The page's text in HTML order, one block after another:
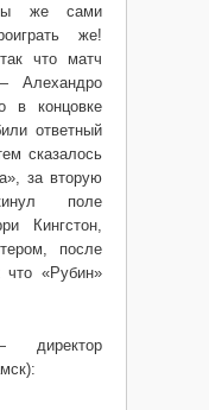
мы же сами
же!
что матч
Алехандро
в концовке
ответный
сказалось
за вторую
поле
Кингстон,
после
«Рубин»